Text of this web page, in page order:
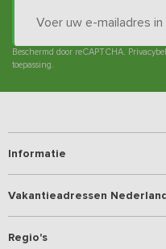
Beschermd door reCAPTCHA.
toepassing.
Informatie
Vakantieadressen
Regio's